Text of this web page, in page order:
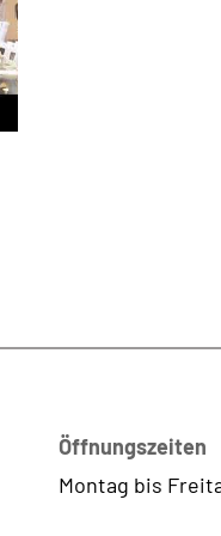
Öffnungszeiten
Montag bis